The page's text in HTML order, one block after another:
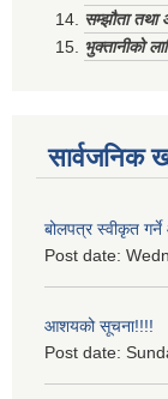
सम्झौता
भुक्तानीको
सार्वजनिक
बोलपत्र स्वीकृत
Post date:
आशयको सूचना!!!!
Post date: